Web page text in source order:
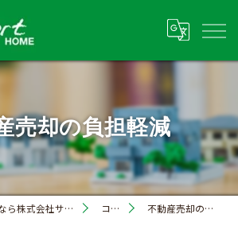
売却の負担軽減
札幌の不動産売却なら株式会社サポートホーム コラム 不動産売却の負担軽減